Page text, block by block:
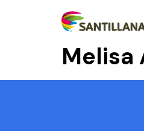
Melisa